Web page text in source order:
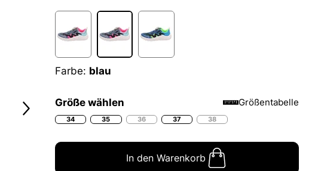
Farbe: blau
Größe wählen Größentabelle
34 35 36 37 38
In den Warenkorb